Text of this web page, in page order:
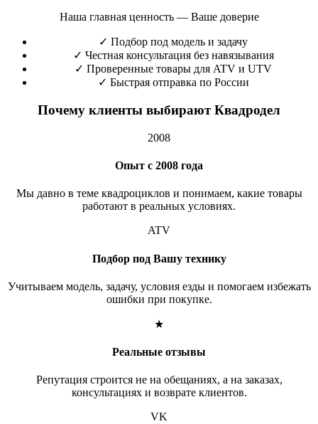
Наша главная ценность — Ваше доверие
✓ Подбор под модель и задачу
✓ Честная консультация без навязывания
✓ Проверенные товары для ATV и UTV
✓ Быстрая отправка по России
Почему клиенты выбирают Квадродел
2008
Опыт с 2008 года
Мы давно в теме квадроциклов и понимаем, какие товары
работают в реальных условиях.
ATV
Подбор под Вашу технику
Учитываем модель, задачу, условия езды и помогаем избежать
ошибки при покупке.
★
Реальные отзывы
Репутация строится не на обещаниях, а на заказах,
консультациях и возврате клиентов.
VK